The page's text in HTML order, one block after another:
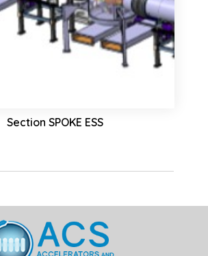
Section SPOKE ESS